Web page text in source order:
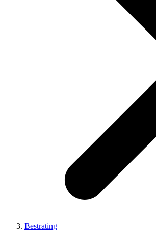
Bestrating